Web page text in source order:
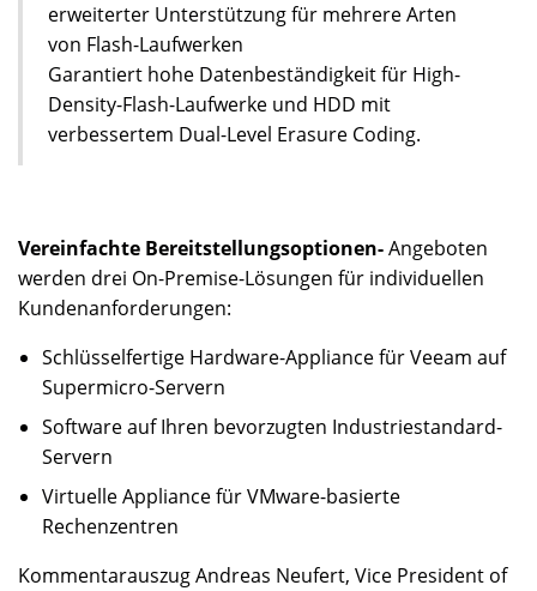
erweiterter Unterstützung für mehrere Arten
von Flash-Laufwerken
Garantiert hohe Datenbeständigkeit für High-
Density-Flash-Laufwerke und HDD mit
verbessertem Dual-Level Erasure Coding.
Vereinfachte Bereitstellungsoptionen-Angeboten
werden drei On-Premise-Lösungen für individuellen
Kundenanforderungen:
Schlüsselfertige Hardware-Appliance für Veeam auf
Supermicro-Servern
Software auf Ihren bevorzugten Industriestandard-
Servern
Virtuelle Appliance für VMware-basierte
Rechenzentren
Kommentarauszug Andreas Neufert, Vice President of